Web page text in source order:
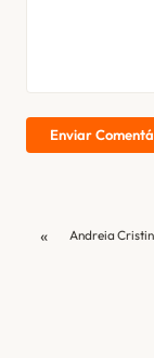
Enviar
« Andreia